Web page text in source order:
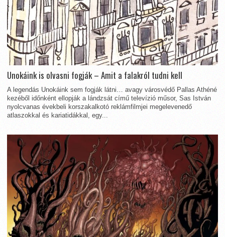
Unokáink is olvasni fogják – Amit a falakról tudni kell
A legendás Unokáink sem fogják látni… avagy városvédő Pallas Athéné
kezéből időnként ellopják a lándzsát című televízió műsor, Sas István
nyolcvanas évekbeli korszakalkotó reklámfilmjei megelevenedő
atlaszokkal és kariatidákkal, egy...